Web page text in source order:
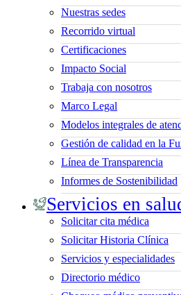
Nuestras sedes
Recorrido virtual
Certificaciones
Impacto Social
Trabaja con nosotros
Marco Legal
Modelos integrales de
Gestión de calidad en la
Línea de Transparencia
Informes de Sostenibilidad
Servicios en
Solicitar cita médica
Solicitar Historia Clínica
Servicios y especialidades
Directorio médico